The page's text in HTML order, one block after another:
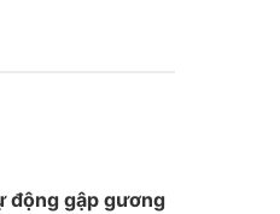
động gập gương